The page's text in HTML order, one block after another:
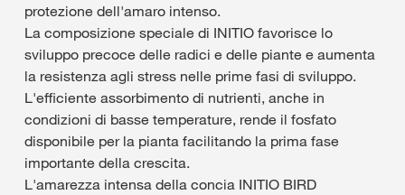
protezione dell'amaro intenso.
La composizione speciale di INITIO favorisce lo
sviluppo precoce delle radici e delle piante e aumenta
la resistenza agli stress nelle prime fasi di sviluppo.
L'efficiente assorbimento di nutrienti, anche in
condizioni di basse temperature, rende il fosfato
disponibile per la pianta facilitando la prima fase
importante della crescita.
L'amarezza intensa della concia INITIO BIRD